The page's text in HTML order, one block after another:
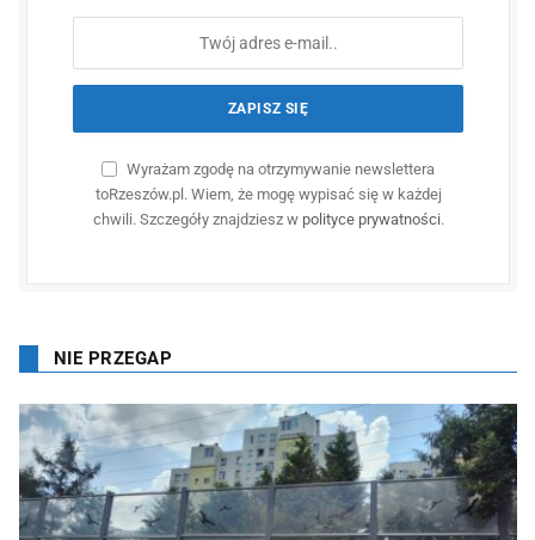
Wyrażam zgodę na otrzymywanie newslettera
toRzeszów.pl. Wiem, że mogę wypisać się w każdej
chwili. Szczegóły znajdziesz w polityce prywatności.
NIE PRZEGAP